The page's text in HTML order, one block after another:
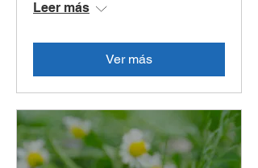
Leer más
Ver más